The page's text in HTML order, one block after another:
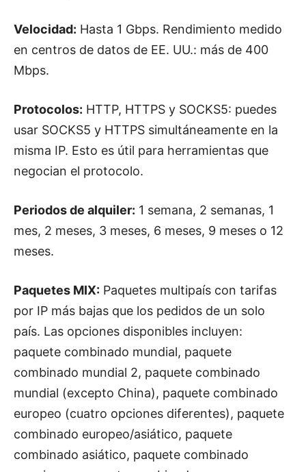
Velocidad: Hasta 1 Gbps. Rendimiento medido
en centros de datos de EE. UU.: más de 400
Mbps.
Protocolos: HTTP, HTTPS y SOCKS5: puedes
usar SOCKS5 y HTTPS simultáneamente en la
misma IP. Esto es útil para herramientas que
negocian el protocolo.
Periodos de alquiler: 1 semana, 2 semanas, 1
mes, 2 meses, 3 meses, 6 meses, 9 meses o 12
meses.
Paquetes MIX: Paquetes multipaís con tarifas
por IP más bajas que los pedidos de un solo
país. Las opciones disponibles incluyen:
paquete combinado mundial, paquete
combinado mundial 2, paquete combinado
mundial (excepto China), paquete combinado
europeo (cuatro opciones diferentes), paquete
combinado europeo/asiático, paquete
combinado asiático, paquete combinado